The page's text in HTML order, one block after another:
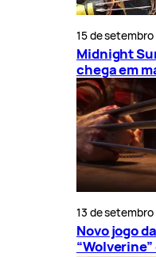
15 de setembro
Midnight
chega em
13 de setembro
Novo jogo